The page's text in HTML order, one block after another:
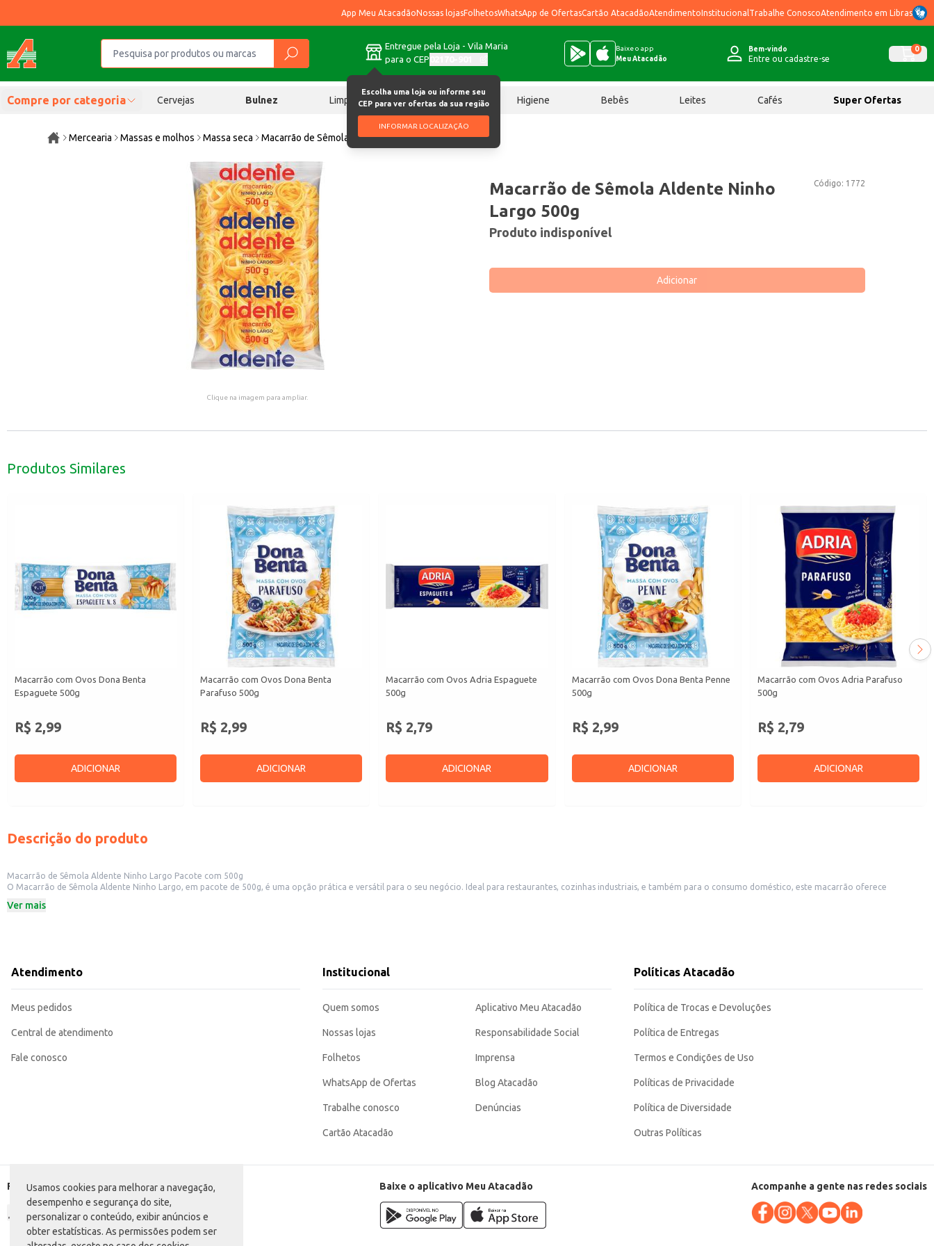
Usamos cookies para melhorar a navegação,
desempenho e segurança do site,
personalizar o conteúdo, exibir anúncios e
obter estatísticas. As permissões podem ser
App Meu AtacadãoNossas lojasFolhetosWhatsApp de OfertasCartão AtacadãoAtendimentoInstitucional Trabalhe ConoscoAtendimento em Libras
Entregue pela Loja - Vila Maria
para o CEP
Escolha uma loja ou informe seu
CEP para ver ofertas da sua região
INFORMAR LOCALIZAÇÃO
Baixe o app
Meu Atacadão
Bem-vindo
Entre ou cadastre-se
0
Compre por categoria Cervejas Bulnez Limpeza Chocolates Higiene Bebês Leites Cafés Super Ofertas
Mercearia Massas e molhos Massa seca Macarrão de Sêmola Aldente Ninho Largo 500g
Clique na imagem para ampliar.
Código: 1772
Macarrão de Sêmola Aldente Ninho
Largo 500g
Produto indisponível
Adicionar
Produtos Similares
Macarrão com Ovos Dona Benta
Espaguete 500g
R$ 2,99
ADICIONAR
Macarrão com Ovos Dona Benta
Parafuso 500g
R$ 2,99
ADICIONAR
Macarrão com Ovos Adria Espaguete
500g
R$ 2,79
ADICIONAR
Macarrão com Ovos Dona Benta Penne
500g
R$ 2,99
ADICIONAR
Macarrão com Ovos Adria Parafuso
500g
R$ 2,79
ADICIONAR
Descrição do produto
Macarrão de Sêmola Aldente Ninho Largo Pacote com 500g
O Macarrão de Sêmola Aldente Ninho Largo, em pacote de 500g, é uma opção prática e versátil para o seu negócio. Ideal para restaurantes, cozinhas industriais, e também para o consumo doméstico, este macarrão oferece
Formato: Ninho Largo
Use em saladas frias ou quentes.
Combine com legumes, carnes e frutos do mar.
O Macarrão de Sêmola Aldente Ninho Largo proporciona praticidade e sabor em seus pratos, seja para o consumo em casa ou para atender às necessidades de seu estabelecimento. Sua consistência e formato garantem uma
Ver mais
Atendimento
Meus pedidos
Central de atendimento
Fale conosco
Institucional
Quem somos
Nossas lojas
Folhetos
WhatsApp de Ofertas
Trabalhe conosco
Cartão Atacadão
Aplicativo Meu Atacadão
Responsabilidade Social
Imprensa
Blog Atacadão
Denúncias
Políticas Atacadão
Política de Trocas e Devoluções
Política de Entregas
Termos e Condições de Uso
Políticas de Privacidade
Política de Diversidade
Outras Políticas
Formas de pagamento Baixe o aplicativo Meu Atacadão Acompanhe a gente nas redes sociais